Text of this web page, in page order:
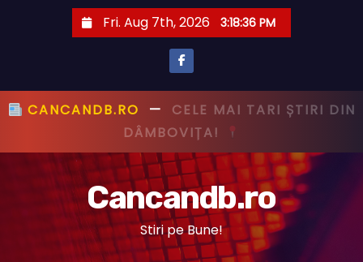
Fri. Aug 7th, 2026 3:18:37 PM
CANCANDB.RO— PRIMUL CU ȘTIREA,
PRIMUL CU ADEVĂRUL!
Cancandb.ro
Stiri pe Bune!